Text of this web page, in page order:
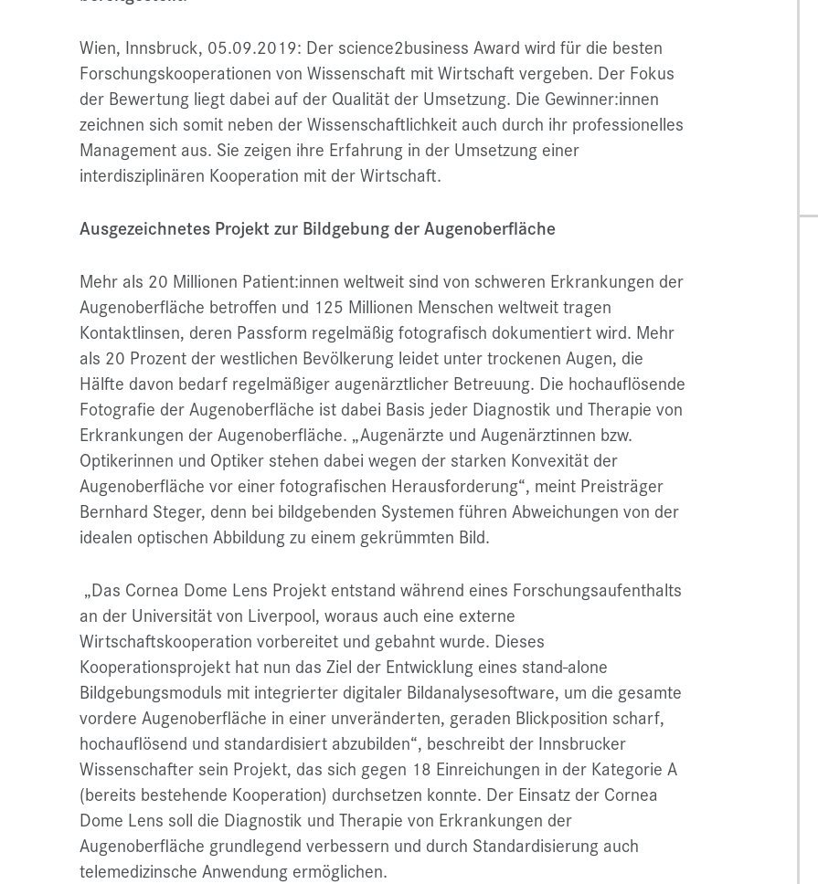
Wien, Innsbruck, 05.09.2019: Der science2business Award wird für die besten
Forschungskooperationen von Wissenschaft mit Wirtschaft vergeben. Der Fokus
der Bewertung liegt dabei auf der Qualität der Umsetzung. Die Gewinner:innen
zeichnen sich somit neben der Wissenschaftlichkeit auch durch ihr professionelles
Management aus. Sie zeigen ihre Erfahrung in der Umsetzung einer
interdisziplinären Kooperation mit der Wirtschaft.
Ausgezeichnetes Projekt zur Bildgebung der Augenoberfläche
Mehr als 20 Millionen Patient:innen weltweit sind von schweren Erkrankungen der
Augenoberfläche betroffen und 125 Millionen Menschen weltweit tragen
Kontaktlinsen, deren Passform regelmäßig fotografisch dokumentiert wird. Mehr
als 20 Prozent der westlichen Bevölkerung leidet unter trockenen Augen, die
Hälfte davon bedarf regelmäßiger augenärztlicher Betreuung. Die hochauflösende
Fotografie der Augenoberfläche ist dabei Basis jeder Diagnostik und Therapie von
Erkrankungen der Augenoberfläche. „Augenärzte und Augenärztinnen bzw.
Optikerinnen und Optiker stehen dabei wegen der starken Konvexität der
Augenoberfläche vor einer fotografischen Herausforderung“, meint Preisträger
Bernhard Steger, denn bei bildgebenden Systemen führen Abweichungen von der
idealen optischen Abbildung zu einem gekrümmten Bild.
„Das Cornea Dome Lens Projekt entstand während eines Forschungsaufenthalts
an der Universität von Liverpool, woraus auch eine externe
Wirtschaftskooperation vorbereitet und gebahnt wurde. Dieses
Kooperationsprojekt hat nun das Ziel der Entwicklung eines stand-alone
Bildgebungsmoduls mit integrierter digitaler Bildanalysesoftware, um die gesamte
vordere Augenoberfläche in einer unveränderten, geraden Blickposition scharf,
hochauflösend und standardisiert abzubilden“, beschreibt der Innsbrucker
Wissenschafter sein Projekt, das sich gegen 18 Einreichungen in der Kategorie A
(bereits bestehende Kooperation) durchsetzen konnte. Der Einsatz der Cornea
Dome Lens soll die Diagnostik und Therapie von Erkrankungen der
Augenoberfläche grundlegend verbessern und durch Standardisierung auch
telemedizinsche Anwendung ermöglichen.